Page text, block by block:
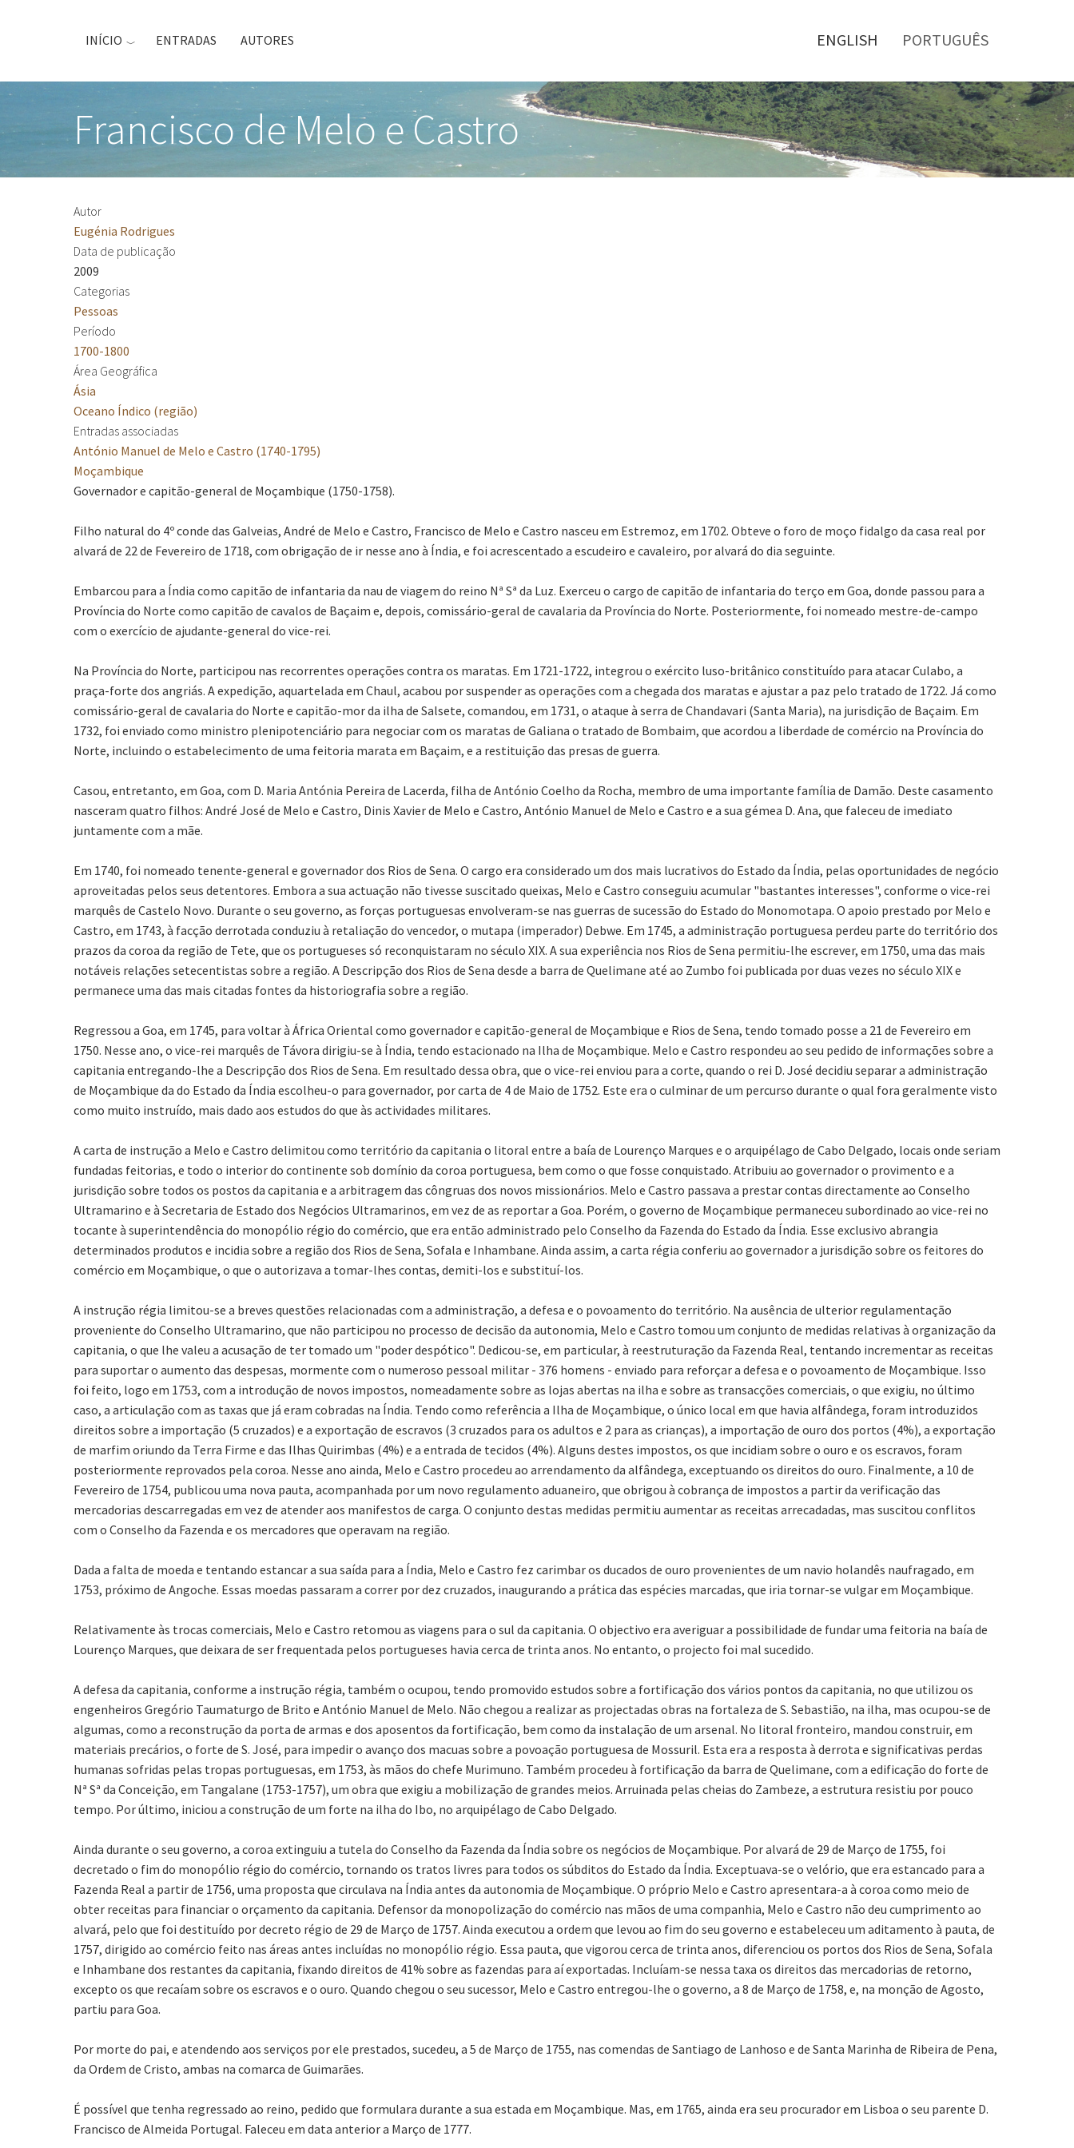
principal
ENGLISH PORTUGUÊS
INÍCIO ENTRADAS AUTORES
Francisco de Melo e Castro
Autor
Eugénia Rodrigues
Data de publicação
2009
Categorias
Pessoas
Período
1700-1800
Área Geográfica
Ásia
Oceano Índico (região)
Entradas associadas
António Manuel de Melo e Castro (1740-1795)
Moçambique
Governador e capitão-general de Moçambique (1750-1758).
Filho natural do 4º conde das Galveias, André de Melo e Castro, Francisco de Melo e Castro nasceu em Estremoz, em 1702. Obteve o foro de moço fidalgo da casa real por
alvará de 22 de Fevereiro de 1718, com obrigação de ir nesse ano à Índia, e foi acrescentado a escudeiro e cavaleiro, por alvará do dia seguinte.
Embarcou para a Índia como capitão de infantaria da nau de viagem do reino Nª Sª da Luz. Exerceu o cargo de capitão de infantaria do terço em Goa, donde passou para a
Província do Norte como capitão de cavalos de Baçaim e, depois, comissário-geral de cavalaria da Província do Norte. Posteriormente, foi nomeado mestre-de-campo
com o exercício de ajudante-general do vice-rei.
Na Província do Norte, participou nas recorrentes operações contra os maratas. Em 1721-1722, integrou o exército luso-britânico constituído para atacar Culabo, a
praça-forte dos angriás. A expedição, aquartelada em Chaul, acabou por suspender as operações com a chegada dos maratas e ajustar a paz pelo tratado de 1722. Já como
comissário-geral de cavalaria do Norte e capitão-mor da ilha de Salsete, comandou, em 1731, o ataque à serra de Chandavari (Santa Maria), na jurisdição de Baçaim. Em
1732, foi enviado como ministro plenipotenciário para negociar com os maratas de Galiana o tratado de Bombaim, que acordou a liberdade de comércio na Província do
Norte, incluindo o estabelecimento de uma feitoria marata em Baçaim, e a restituição das presas de guerra.
Casou, entretanto, em Goa, com D. Maria Antónia Pereira de Lacerda, filha de António Coelho da Rocha, membro de uma importante família de Damão. Deste casamento
nasceram quatro filhos: André José de Melo e Castro, Dinis Xavier de Melo e Castro, António Manuel de Melo e Castro e a sua gémea D. Ana, que faleceu de imediato
juntamente com a mãe.
Em 1740, foi nomeado tenente-general e governador dos Rios de Sena. O cargo era considerado um dos mais lucrativos do Estado da Índia, pelas oportunidades de negócio
aproveitadas pelos seus detentores. Embora a sua actuação não tivesse suscitado queixas, Melo e Castro conseguiu acumular "bastantes interesses", conforme o vice-rei
marquês de Castelo Novo. Durante o seu governo, as forças portuguesas envolveram-se nas guerras de sucessão do Estado do Monomotapa. O apoio prestado por Melo e
Castro, em 1743, à facção derrotada conduziu à retaliação do vencedor, o mutapa (imperador) Debwe. Em 1745, a administração portuguesa perdeu parte do território dos
prazos da coroa da região de Tete, que os portugueses só reconquistaram no século XIX. A sua experiência nos Rios de Sena permitiu-lhe escrever, em 1750, uma das mais
notáveis relações setecentistas sobre a região. A Descripção dos Rios de Sena desde a barra de Quelimane até ao Zumbo foi publicada por duas vezes no século XIX e
permanece uma das mais citadas fontes da historiografia sobre a região.
Regressou a Goa, em 1745, para voltar à África Oriental como governador e capitão-general de Moçambique e Rios de Sena, tendo tomado posse a 21 de Fevereiro em
1750. Nesse ano, o vice-rei marquês de Távora dirigiu-se à Índia, tendo estacionado na Ilha de Moçambique. Melo e Castro respondeu ao seu pedido de informações sobre a
capitania entregando-lhe a Descripção dos Rios de Sena. Em resultado dessa obra, que o vice-rei enviou para a corte, quando o rei D. José decidiu separar a administração
de Moçambique da do Estado da Índia escolheu-o para governador, por carta de 4 de Maio de 1752. Este era o culminar de um percurso durante o qual fora geralmente visto
como muito instruído, mais dado aos estudos do que às actividades militares.
A carta de instrução a Melo e Castro delimitou como território da capitania o litoral entre a baía de Lourenço Marques e o arquipélago de Cabo Delgado, locais onde seriam
fundadas feitorias, e todo o interior do continente sob domínio da coroa portuguesa, bem como o que fosse conquistado. Atribuiu ao governador o provimento e a
jurisdição sobre todos os postos da capitania e a arbitragem das côngruas dos novos missionários. Melo e Castro passava a prestar contas directamente ao Conselho
Ultramarino e à Secretaria de Estado dos Negócios Ultramarinos, em vez de as reportar a Goa. Porém, o governo de Moçambique permaneceu subordinado ao vice-rei no
tocante à superintendência do monopólio régio do comércio, que era então administrado pelo Conselho da Fazenda do Estado da Índia. Esse exclusivo abrangia
determinados produtos e incidia sobre a região dos Rios de Sena, Sofala e Inhambane. Ainda assim, a carta régia conferiu ao governador a jurisdição sobre os feitores do
comércio em Moçambique, o que o autorizava a tomar-lhes contas, demiti-los e substituí-los.
A instrução régia limitou-se a breves questões relacionadas com a administração, a defesa e o povoamento do território. Na ausência de ulterior regulamentação
proveniente do Conselho Ultramarino, que não participou no processo de decisão da autonomia, Melo e Castro tomou um conjunto de medidas relativas à organização da
capitania, o que lhe valeu a acusação de ter tomado um "poder despótico". Dedicou-se, em particular, à reestruturação da Fazenda Real, tentando incrementar as receitas
para suportar o aumento das despesas, mormente com o numeroso pessoal militar - 376 homens - enviado para reforçar a defesa e o povoamento de Moçambique. Isso
foi feito, logo em 1753, com a introdução de novos impostos, nomeadamente sobre as lojas abertas na ilha e sobre as transacções comerciais, o que exigiu, no último
caso, a articulação com as taxas que já eram cobradas na Índia. Tendo como referência a Ilha de Moçambique, o único local em que havia alfândega, foram introduzidos
direitos sobre a importação (5 cruzados) e a exportação de escravos (3 cruzados para os adultos e 2 para as crianças), a importação de ouro dos portos (4%), a exportação
de marfim oriundo da Terra Firme e das Ilhas Quirimbas (4%) e a entrada de tecidos (4%). Alguns destes impostos, os que incidiam sobre o ouro e os escravos, foram
posteriormente reprovados pela coroa. Nesse ano ainda, Melo e Castro procedeu ao arrendamento da alfândega, exceptuando os direitos do ouro. Finalmente, a 10 de
Fevereiro de 1754, publicou uma nova pauta, acompanhada por um novo regulamento aduaneiro, que obrigou à cobrança de impostos a partir da verificação das
mercadorias descarregadas em vez de atender aos manifestos de carga. O conjunto destas medidas permitiu aumentar as receitas arrecadadas, mas suscitou conflitos
com o Conselho da Fazenda e os mercadores que operavam na região.
Dada a falta de moeda e tentando estancar a sua saída para a Índia, Melo e Castro fez carimbar os ducados de ouro provenientes de um navio holandês naufragado, em
1753, próximo de Angoche. Essas moedas passaram a correr por dez cruzados, inaugurando a prática das espécies marcadas, que iria tornar-se vulgar em Moçambique.
Relativamente às trocas comerciais, Melo e Castro retomou as viagens para o sul da capitania. O objectivo era averiguar a possibilidade de fundar uma feitoria na baía de
Lourenço Marques, que deixara de ser frequentada pelos portugueses havia cerca de trinta anos. No entanto, o projecto foi mal sucedido.
A defesa da capitania, conforme a instrução régia, também o ocupou, tendo promovido estudos sobre a fortificação dos vários pontos da capitania, no que utilizou os
engenheiros Gregório Taumaturgo de Brito e António Manuel de Melo. Não chegou a realizar as projectadas obras na fortaleza de S. Sebastião, na ilha, mas ocupou-se de
algumas, como a reconstrução da porta de armas e dos aposentos da fortificação, bem como da instalação de um arsenal. No litoral fronteiro, mandou construir, em
materiais precários, o forte de S. José, para impedir o avanço dos macuas sobre a povoação portuguesa de Mossuril. Esta era a resposta à derrota e significativas perdas
humanas sofridas pelas tropas portuguesas, em 1753, às mãos do chefe Murimuno. Também procedeu à fortificação da barra de Quelimane, com a edificação do forte de
Nª Sª da Conceição, em Tangalane (1753-1757), um obra que exigiu a mobilização de grandes meios. Arruinada pelas cheias do Zambeze, a estrutura resistiu por pouco
tempo. Por último, iniciou a construção de um forte na ilha do Ibo, no arquipélago de Cabo Delgado.
Ainda durante o seu governo, a coroa extinguiu a tutela do Conselho da Fazenda da Índia sobre os negócios de Moçambique. Por alvará de 29 de Março de 1755, foi
decretado o fim do monopólio régio do comércio, tornando os tratos livres para todos os súbditos do Estado da Índia. Exceptuava-se o velório, que era estancado para a
Fazenda Real a partir de 1756, uma proposta que circulava na Índia antes da autonomia de Moçambique. O próprio Melo e Castro apresentara-a à coroa como meio de
obter receitas para financiar o orçamento da capitania. Defensor da monopolização do comércio nas mãos de uma companhia, Melo e Castro não deu cumprimento ao
alvará, pelo que foi destituído por decreto régio de 29 de Março de 1757. Ainda executou a ordem que levou ao fim do seu governo e estabeleceu um aditamento à pauta, de
1757, dirigido ao comércio feito nas áreas antes incluídas no monopólio régio. Essa pauta, que vigorou cerca de trinta anos, diferenciou os portos dos Rios de Sena, Sofala
e Inhambane dos restantes da capitania, fixando direitos de 41% sobre as fazendas para aí exportadas. Incluíam-se nessa taxa os direitos das mercadorias de retorno,
excepto os que recaíam sobre os escravos e o ouro. Quando chegou o seu sucessor, Melo e Castro entregou-lhe o governo, a 8 de Março de 1758, e, na monção de Agosto,
partiu para Goa.
Por morte do pai, e atendendo aos serviços por ele prestados, sucedeu, a 5 de Março de 1755, nas comendas de Santiago de Lanhoso e de Santa Marinha de Ribeira de Pena,
da Ordem de Cristo, ambas na comarca de Guimarães.
É possível que tenha regressado ao reino, pedido que formulara durante a sua estada em Moçambique. Mas, em 1765, ainda era seu procurador em Lisboa o seu parente D.
Francisco de Almeida Portugal. Faleceu em data anterior a Março de 1777.